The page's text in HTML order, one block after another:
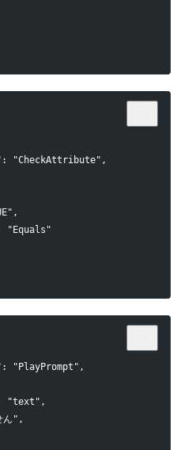
"CheckAttribute",
"Equals"
"PlayPrompt",
"text",
",